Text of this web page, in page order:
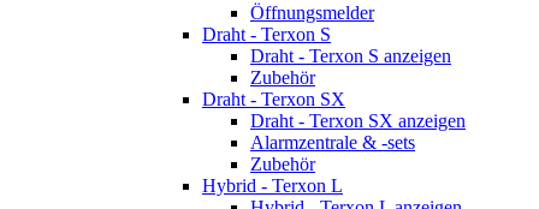
Öffnungsmelder
Draht - Terxon S
Draht - Terxon S anzeigen
Zubehör
Draht - Terxon SX
Draht - Terxon SX anzeigen
Alarmzentrale & -sets
Zubehör
Hybrid - Terxon L